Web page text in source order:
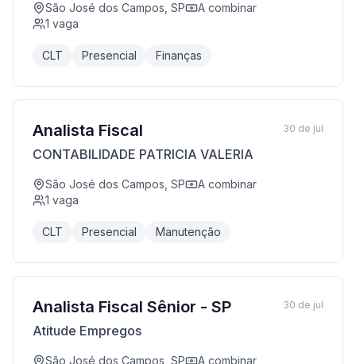
São José dos Campos, SP
A combinar
1 vaga
CLT Presencial Finanças
Analista Fiscal
CONTABILIDADE PATRICIA VALERIA
São José dos Campos, SP
A combinar
1 vaga
CLT Presencial Manutenção
30 de jul
Analista Fiscal Sênior - SP
Atitude Empregos
São José dos Campos, SP
A combinar
30 de jul